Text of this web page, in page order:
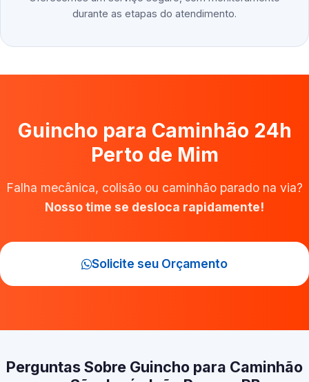
durante as etapas do atendimento.
Guincho para Caminhão 24h
Perto de Mim
Falha mecânica, colisão ou caminhão parado na via?
Nosso time se desloca rapidamente!
Solicite seu Orçamento
Perguntas Sobre Guincho para Caminhão